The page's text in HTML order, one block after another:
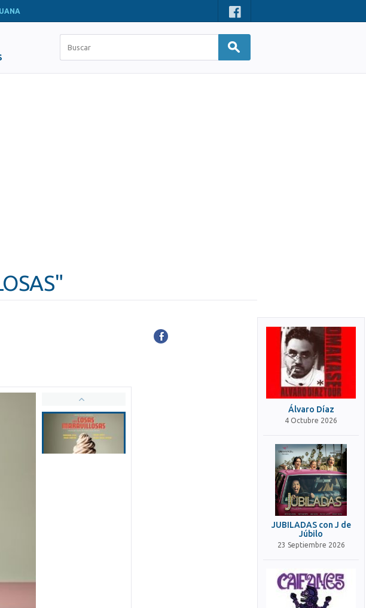
Álvaro Díaz
4 Octubre 2026
JUBILADAS con J de
Júbilo
23 Septiembre 2026